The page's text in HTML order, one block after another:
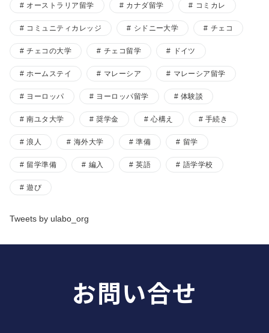
オーストラリア留学 カナダ留学 コミカレ
コミュニティカレッジ シドニー大学 チェコ
チェコの大学 チェコ留学 ドイツ
ホームステイ マレーシア マレーシア留学
ヨーロッパ ヨーロッパ留学 体験談
南ユタ大学 奨学金 心構え 手続き
浪人 海外大学 準備 留学
留学準備 編入 英語 語学学校
遊び
Tweets by ulabo_org
お問い合せ